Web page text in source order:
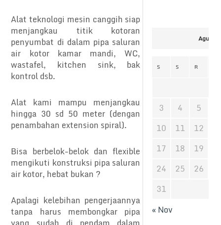
Alat teknologi mesin canggih siap
menjangkau titik kotoran
penyumbat di dalam pipa saluran
air kotor kamar mandi, WC,
wastafel, kitchen sink, bak
kontrol dsb.
Alat kami mampu menjangkau
hingga 30 sd 50 meter (dengan
penambahan extension spiral).
Bisa berbelok-belok dan flexible
mengikuti konstruksi pipa saluran
air kotor, hebat bukan ?
Apalagi kelebihan pengerjaannya
tanpa harus membongkar pipa
S S R
3 4 5
10
11 12
17
18 19
24
25 26
31
« Nov